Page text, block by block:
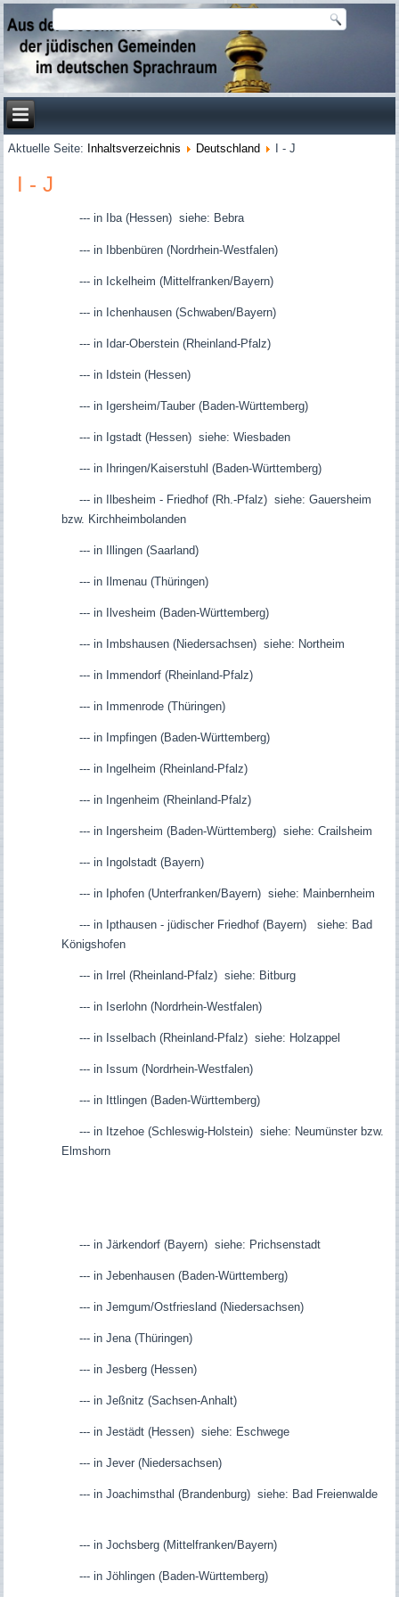
Aktuelle Seite: Inhaltsverzeichnis Deutschland I - J
I - J
--- in Iba (Hessen) siehe: Bebra
--- in Ibbenbüren (Nordrhein-Westfalen)
--- in Ickelheim (Mittelfranken/Bayern)
--- in Ichenhausen (Schwaben/Bayern)
--- in Idar-Oberstein (Rheinland-Pfalz)
--- in Idstein (Hessen)
--- in Igersheim/Tauber (Baden-Württemberg)
--- in Igstadt (Hessen) siehe: Wiesbaden
--- in Ihringen/Kaiserstuhl (Baden-Württemberg)
--- in Ilbesheim - Friedhof (Rh.-Pfalz) siehe: Gauersheim
bzw. Kirchheimbolanden
--- in Illingen (Saarland)
--- in Ilmenau (Thüringen)
--- in Ilvesheim (Baden-Württemberg)
--- in Imbshausen (Niedersachsen) siehe: Northeim
--- in Immendorf (Rheinland-Pfalz)
--- in Immenrode (Thüringen)
--- in Impfingen (Baden-Württemberg)
--- in Ingelheim (Rheinland-Pfalz)
--- in Ingenheim (Rheinland-Pfalz)
--- in Ingersheim (Baden-Württemberg) siehe: Crailsheim
--- in Ingolstadt (Bayern)
--- in Iphofen (Unterfranken/Bayern) siehe: Mainbernheim
--- in Ipthausen - jüdischer Friedhof (Bayern) siehe: Bad
Königshofen
--- in Irrel (Rheinland-Pfalz) siehe: Bitburg
--- in Iserlohn (Nordrhein-Westfalen)
--- in Isselbach (Rheinland-Pfalz) siehe: Holzappel
--- in Issum (Nordrhein-Westfalen)
--- in Ittlingen (Baden-Württemberg)
--- in Itzehoe (Schleswig-Holstein) siehe: Neumünster bzw.
Elmshorn
--- in Järkendorf (Bayern) siehe: Prichsenstadt
--- in Jebenhausen (Baden-Württemberg)
--- in Jemgum/Ostfriesland (Niedersachsen)
--- in Jena (Thüringen)
--- in Jesberg (Hessen)
--- in Jeßnitz (Sachsen-Anhalt)
--- in Jestädt (Hessen) siehe: Eschwege
--- in Jever (Niedersachsen)
--- in Joachimsthal (Brandenburg) siehe: Bad Freienwalde
--- in Jochsberg (Mittelfranken/Bayern)
--- in Jöhlingen (Baden-Württemberg)